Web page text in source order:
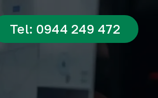
Tel: 0944 249 472